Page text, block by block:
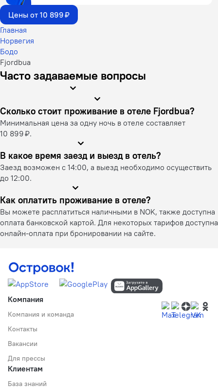
Цены от 10 899 ₽
Главная
Норвегия
Бодо
Fjordbua
Часто задаваемые вопросы
Сколько стоит проживание в отеле Fjordbua?
Минимальная цена за одну ночь в отеле составляет
10 899 ₽.
В какое время заезд и выезд в отель?
Заезд возможен с 14:00, а выезд необходимо осуществить
до 12:00.
Как оплатить проживание в отеле?
Вы можете расплатиться наличными в NOK, также доступна
оплата банковской картой. Для некоторых тарифов доступна
онлайн-оплата при бронировании на сайте.
Компания
Компания и команда
Контакты
Вакансии
Для прессы
Клиентам
База знаний